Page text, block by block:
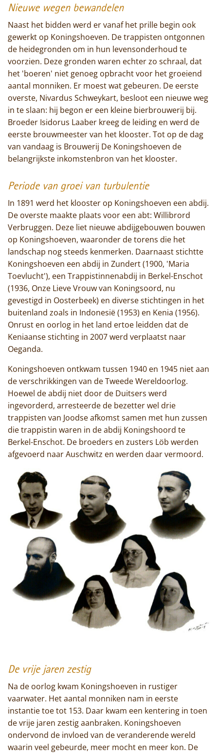
Home
Trappisten
De abdij
Actueel
Monnik worden
Contact
Nieuwe wegen bewandelen
Naast het bidden werd er vanaf het prille begin ook
gewerkt op Koningshoeven. De trappisten ontgonnen
de heidegronden om in hun levensonderhoud te
voorzien. Deze gronden waren echter zo schraal, dat
het 'boeren' niet genoeg opbracht voor het groeiend
aantal monniken. Er moest wat gebeuren. De eerste
overste, Nivardus Schweykart, besloot een nieuwe weg
in te slaan: hij begon er een kleine bierbrouwerij bij.
Broeder Isidorus Laaber kreeg de leiding en werd de
eerste brouwmeester van het klooster. Tot op de dag
van vandaag is Brouwerij De Koningshoeven de
belangrijkste inkomstenbron van het klooster.
Periode van groei van turbulentie
In 1891 werd het klooster op Koningshoeven een abdij.
De overste maakte plaats voor een abt: Willibrord
Verbruggen. Deze liet nieuwe abdijgebouwen bouwen
op Koningshoeven, waaronder de torens die het
landschap nog steeds kenmerken. Daarnaast stichtte
Koningshoeven een abdij in Zundert (1900, 'Maria
Toevlucht'), een Trappistinnenabdij in Berkel-Enschot
(1936, Onze Lieve Vrouw van Koningsoord, nu
gevestigd in Oosterbeek) en diverse stichtingen in het
buitenland zoals in Indonesië (1953) en Kenia (1956).
Onrust en oorlog in het land ertoe leidden dat de
Keniaanse stichting in 2007 werd verplaatst naar
Oeganda.
Koningshoeven ontkwam tussen 1940 en 1945 niet aan
de verschrikkingen van de Tweede Wereldoorlog.
Hoewel de abdij niet door de Duitsers werd
ingevorderd, arresteerde de bezetter wel drie
trappisten van Joodse afkomst samen met hun zussen
die trappistin waren in de abdij Koningshoord te
Berkel-Enschot. De broeders en zusters Löb werden
afgevoerd naar Auschwitz en werden daar vermoord.
De vrije jaren zestig
Na de oorlog kwam Koningshoeven in rustiger
vaarwater. Het aantal monniken nam in eerste
instantie toe tot 153. Daar kwam een kentering in toen
de vrije jaren zestig aanbraken. Koningshoeven
ondervond de invloed van de veranderende wereld
waarin veel gebeurde, meer mocht en meer kon. De